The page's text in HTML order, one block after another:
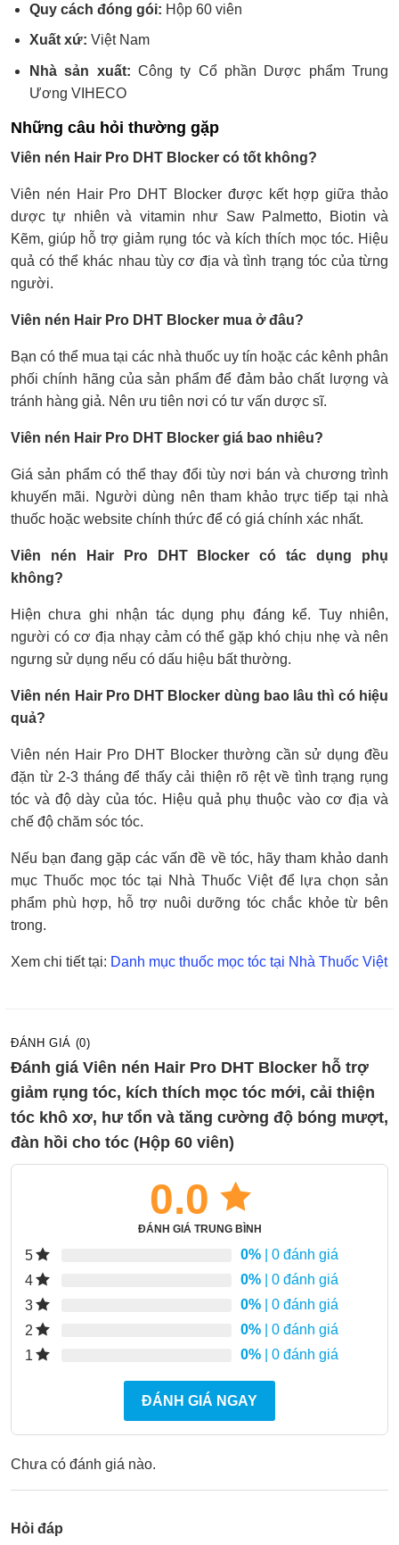
Quy cách đóng gói: Hộp 60 viên
Xuất xứ: Việt Nam
Nhà sản xuất: Công ty Cổ phần Dược phẩm Trung
Ương VIHECO
Những câu hỏi thường gặp
Viên nén Hair Pro DHT Blocker có tốt không?
Viên nén Hair Pro DHT Blocker được kết hợp giữa thảo
dược tự nhiên và vitamin như Saw Palmetto, Biotin và
Kẽm, giúp hỗ trợ giảm rụng tóc và kích thích mọc tóc. Hiệu
quả có thể khác nhau tùy cơ địa và tình trạng tóc của từng
người.
Viên nén Hair Pro DHT Blocker mua ở đâu?
Bạn có thể mua tại các nhà thuốc uy tín hoặc các kênh phân
phối chính hãng của sản phẩm để đảm bảo chất lượng và
tránh hàng giả. Nên ưu tiên nơi có tư vấn dược sĩ.
Viên nén Hair Pro DHT Blocker giá bao nhiêu?
Giá sản phẩm có thể thay đổi tùy nơi bán và chương trình
khuyến mãi. Người dùng nên tham khảo trực tiếp tại nhà
thuốc hoặc website chính thức để có giá chính xác nhất.
Viên nén Hair Pro DHT Blocker có tác dụng phụ
không?
Hiện chưa ghi nhận tác dụng phụ đáng kể. Tuy nhiên,
người có cơ địa nhạy cảm có thể gặp khó chịu nhẹ và nên
ngưng sử dụng nếu có dấu hiệu bất thường.
Viên nén Hair Pro DHT Blocker dùng bao lâu thì có hiệu
quả?
Viên nén Hair Pro DHT Blocker thường cần sử dụng đều
đặn từ 2-3 tháng để thấy cải thiện rõ rệt về tình trạng rụng
tóc và độ dày của tóc. Hiệu quả phụ thuộc vào cơ địa và
chế độ chăm sóc tóc.
Nếu bạn đang gặp các vấn đề về tóc, hãy tham khảo danh
mục Thuốc mọc tóc tại Nhà Thuốc Việt để lựa chọn sản
phẩm phù hợp, hỗ trợ nuôi dưỡng tóc chắc khỏe từ bên
trong.
Xem chi tiết tại: Danh mục thuốc mọc tóc tại Nhà Thuốc Việt
ĐÁNH GIÁ (0)
Đánh giá Viên nén Hair Pro DHT Blocker hỗ trợ
giảm rụng tóc, kích thích mọc tóc mới, cải thiện
tóc khô xơ, hư tổn và tăng cường độ bóng mượt,
đàn hồi cho tóc (Hộp 60 viên)
0.0
ĐÁNH GIÁ TRUNG BÌNH
5 0% | 0 đánh giá
4
0% | 0 đánh giá
3
0% | 0 đánh giá
2
0% | 0 đánh giá
1
0% | 0 đánh giá
ĐÁNH GIÁ NGAY
Chưa có đánh giá nào.
Hỏi đáp